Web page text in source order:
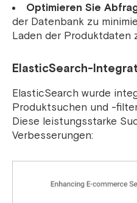
Optimieren Sie
der Datenbank zu
Laden der Produktdaten
ElasticSearch-
ElasticSearch wurde
Produktsuchen und -
Diese leistungsstarke
Verbesserungen: